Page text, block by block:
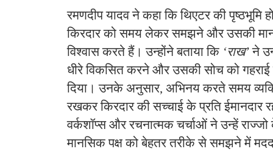
रमणदीप यादव ने कहा कि थिएटर की पृष्ठभूमि
किरदार को समय लेकर समझने और उसकी
विश्वास करते हैं। उन्होंने बताया कि ‘राख’ने
धीरे विकसित करने और उसकी सोच को
दिया। उनके अनुसार, अभिनय करते समय
रखकर किरदार की सच्चाई के प्रति ईमानदार
वर्कशॉप्स और रचनात्मक चर्चाओं ने उन्हें
मानसिक पक्ष को बेहतर तरीके से समझने में